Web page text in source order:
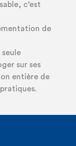
c’est
de
sur ses
entière de